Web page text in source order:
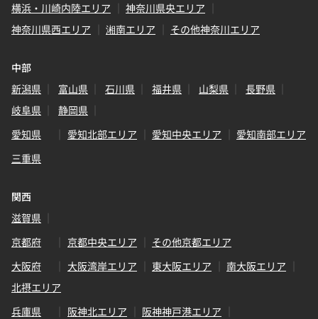
横浜・川崎内陸エリア
神奈川県央エリア
神奈川県西エリア
湘南エリア その他神奈川エリア
中部
新潟県
富山県 石川県 福井県 山梨県
長野県
岐阜県
静岡県
愛知県
愛知北部エリア 愛知中央エリア
愛知南部エリア
三重県
関西
滋賀県
京都府
京都中央エリア
その他京都エリア
大阪府
大阪湾岸エリア 東大阪エリア
南大阪エリア
北摂エリア
兵庫県
阪神北エリア
阪神神戸港エリア